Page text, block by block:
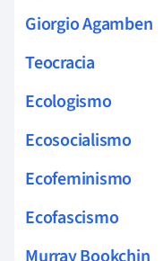
Giorgio Agamben
Teocracia
Ecologismo
Ecosocialismo
Ecofeminismo
Ecofascismo